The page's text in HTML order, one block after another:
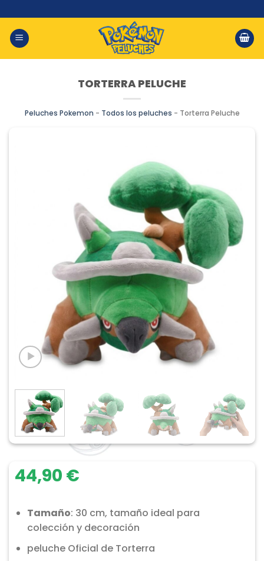
al
contenido
TORTERRA PELUCHE
Peluches Pokemon - Todos los peluches - Torterra Peluche
44,90 €
Tamaño: 30 cm, tamaño ideal para
colección y decoración
peluche Oficial de Torterra